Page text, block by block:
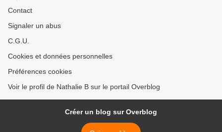
Contact
Signaler un abus
C.G.U.
Cookies et données personnelles
Préférences cookies
Voir le profil de Nathalie B sur le portail Overblog
Créer un blog sur Overblog